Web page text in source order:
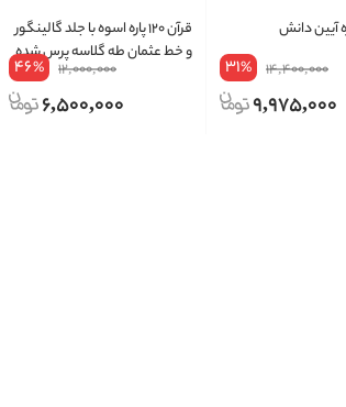
14,400,000
31%
9,975,000
قرآن ۱۲۰ پاره اسوه با جلد گالینگور
و خط عثمان طه گلاسه پرس شده
12,000,000
46%
6,500,000